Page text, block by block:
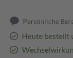
Persönliche
Heute bestellt